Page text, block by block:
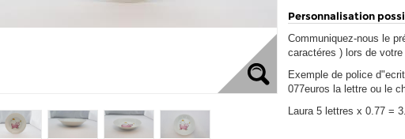
Personnalisation
Communiquez-nous le
caractéres ) lors de
Exemple de police
077euros la lettre ou le
Laura 5 lettres x 0.77 =